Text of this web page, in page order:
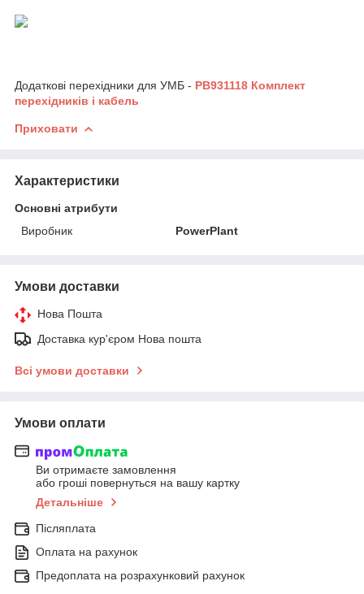
Додаткові перехідники для УМБ - PB931118 Комплект
перехідників і кабель
Приховати
Характеристики
Основні атрибути
Виробник
PowerPlant
Умови доставки
Нова Пошта
Доставка кур'єром Нова пошта
Всі умови доставки
Умови оплати
Ви отримаєте замовлення
або гроші повернуться на вашу картку
Детальніше
Післяплата
Оплата на рахунок
Предоплата на розрахунковий рахунок